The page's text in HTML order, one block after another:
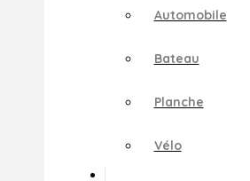
Automobile
Bateau
Planche
Vélo